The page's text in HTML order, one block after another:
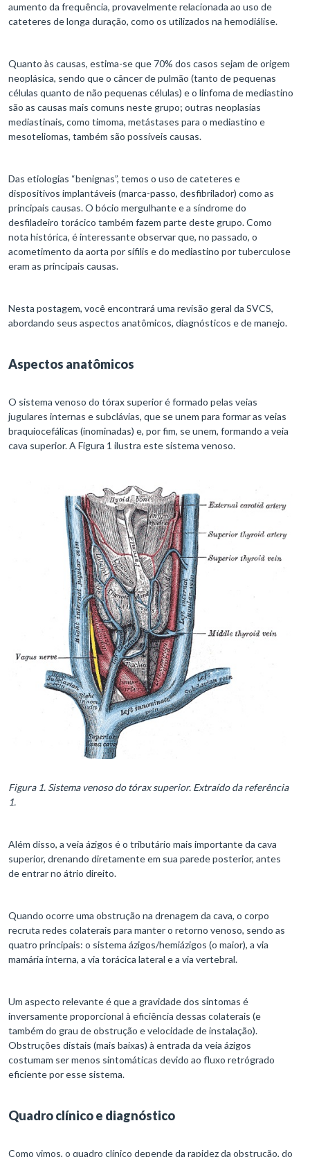
aumento da frequência, provavelmente relacionada ao uso de
cateteres de longa duração, como os utilizados na hemodiálise.
Quanto às causas, estima-se que 70% dos casos sejam de origem
neoplásica, sendo que o câncer de pulmão (tanto de pequenas
células quanto de não pequenas células) e o linfoma de mediastino
são as causas mais comuns neste grupo; outras neoplasias
mediastinais, como timoma, metástases para o mediastino e
mesoteliomas, também são possíveis causas.
Das etiologias “benignas”, temos o uso de cateteres e
dispositivos implantáveis (marca-passo, desfibrilador) como as
principais causas. O bócio mergulhante e a síndrome do
desfiladeiro torácico também fazem parte deste grupo. Como
nota histórica, é interessante observar que, no passado, o
acometimento da aorta por sífilis e do mediastino por tuberculose
eram as principais causas.
Nesta postagem, você encontrará uma revisão geral da SVCS,
abordando seus aspectos anatômicos, diagnósticos e de manejo.
Aspectos anatômicos
O sistema venoso do tórax superior é formado pelas veias
jugulares internas e subclávias, que se unem para formar as veias
braquiocefálicas (inominadas) e, por fim, se unem, formando a veia
cava superior. A Figura 1 ilustra este sistema venoso.
Figura 1. Sistema venoso do tórax superior. Extraído da referência
1.
Além disso, a veia ázigos é o tributário mais importante da cava
superior, drenando diretamente em sua parede posterior, antes
de entrar no átrio direito.
Quando ocorre uma obstrução na drenagem da cava, o corpo
recruta redes colaterais para manter o retorno venoso, sendo as
quatro principais: o sistema ázigos/hemiázigos (o maior), a via
mamária interna, a via torácica lateral e a via vertebral.
Um aspecto relevante é que a gravidade dos sintomas é
inversamente proporcional à eficiência dessas colaterais (e
também do grau de obstrução e velocidade de instalação).
Obstruções distais (mais baixas) à entrada da veia ázigos
costumam ser menos sintomáticas devido ao fluxo retrógrado
eficiente por esse sistema.
Quadro clínico e diagnóstico
Como vimos, o quadro clínico depende da rapidez da obstrução, do